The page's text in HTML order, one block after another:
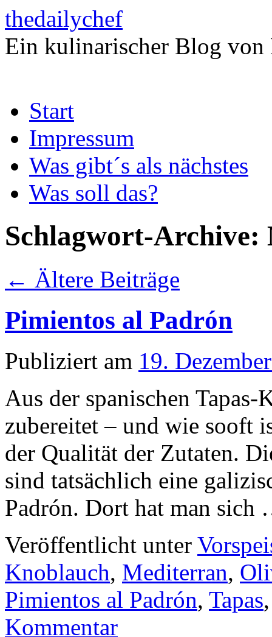
thedailychef
Ein kulinarischer Blog von
Inhalt
springenStart
Impressum
Was gibt´s als nächstes
Was soll das?
Schlagwort-Archive:
← Ältere Beiträge
Pimientos al Padrón
Publiziert am 19.
Aus der spanischen
zubereitet – und wie sooft
der Qualität der Zutaten.
sind tatsächlich eine
Padrón. Dort hat man
Veröffentlicht unter
Knoblauch, Mediterran,
Pimientos al Padrón, Tapas
Kommentar